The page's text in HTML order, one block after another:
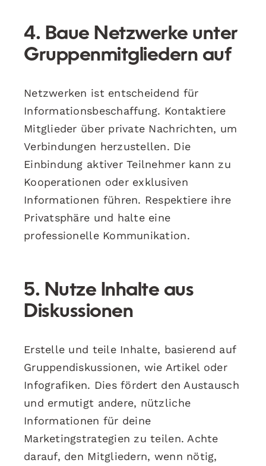
4. Baue Netzwerke unter
Gruppenmitgliedern auf
Netzwerken ist entscheidend für
Informationsbeschaffung. Kontaktiere
Mitglieder über private Nachrichten, um
Verbindungen herzustellen. Die
Einbindung aktiver Teilnehmer kann zu
Kooperationen oder exklusiven
Informationen führen. Respektiere ihre
Privatsphäre und halte eine
professionelle Kommunikation.
5. Nutze Inhalte aus
Diskussionen
Erstelle und teile Inhalte, basierend auf
Gruppendiskussionen, wie Artikel oder
Infografiken. Dies fördert den Austausch
und ermutigt andere, nützliche
Informationen für deine
Marketingstrategien zu teilen. Achte
darauf, den Mitgliedern, wenn nötig,